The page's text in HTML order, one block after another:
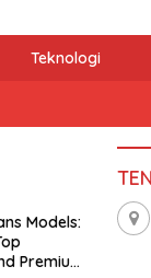
Teknologi